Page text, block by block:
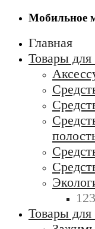
Мобильное
Главная
Товары
Товары